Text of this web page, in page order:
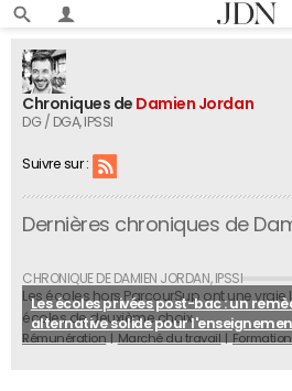
Chroniques de Damien Jordan
DG / DGA, IPSSI
Suivre sur :
Dernières chroniques de
Les écoles privées post-bac : un
alternative solide pour
Les écoles hors ParcourSup ont une
écoles de deuxième choix.
Rémunération
Marché du travail